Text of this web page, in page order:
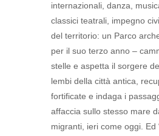
internazionali, danza,
classici teatrali, impegno
del territorio: un Parco
per il suo terzo anno –
stelle e aspetta il sorgere
lembi della città antica,
fortificate e indaga i
affaccia sullo stesso mare
migranti, ieri come oggi. Ed